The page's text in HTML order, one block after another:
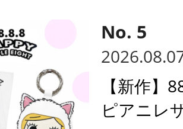
【新作】
ピアニレ